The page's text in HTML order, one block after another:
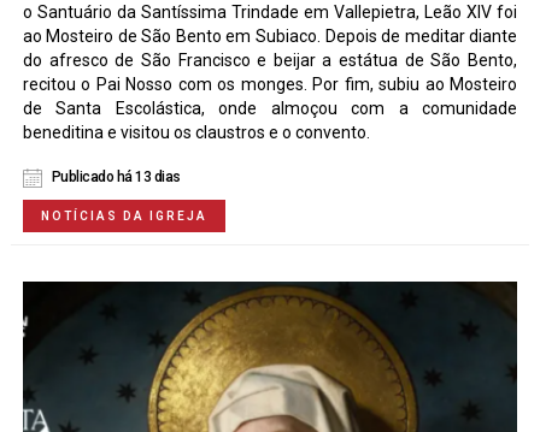
o Santuário da Santíssima Trindade em Vallepietra, Leão XIV foi
ao Mosteiro de São Bento em Subiaco. Depois de meditar diante
do afresco de São Francisco e beijar a estátua de São Bento,
recitou o Pai Nosso com os monges. Por fim, subiu ao Mosteiro
de Santa Escolástica, onde almoçou com a comunidade
beneditina e visitou os claustros e o convento.
Publicado há 13 dias
NOTÍCIAS DA IGREJA